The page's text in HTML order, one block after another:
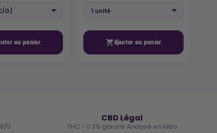
au panier Ajouter au panier
5
CBD Légal
THC < 0.3% garanti Analysé en labo